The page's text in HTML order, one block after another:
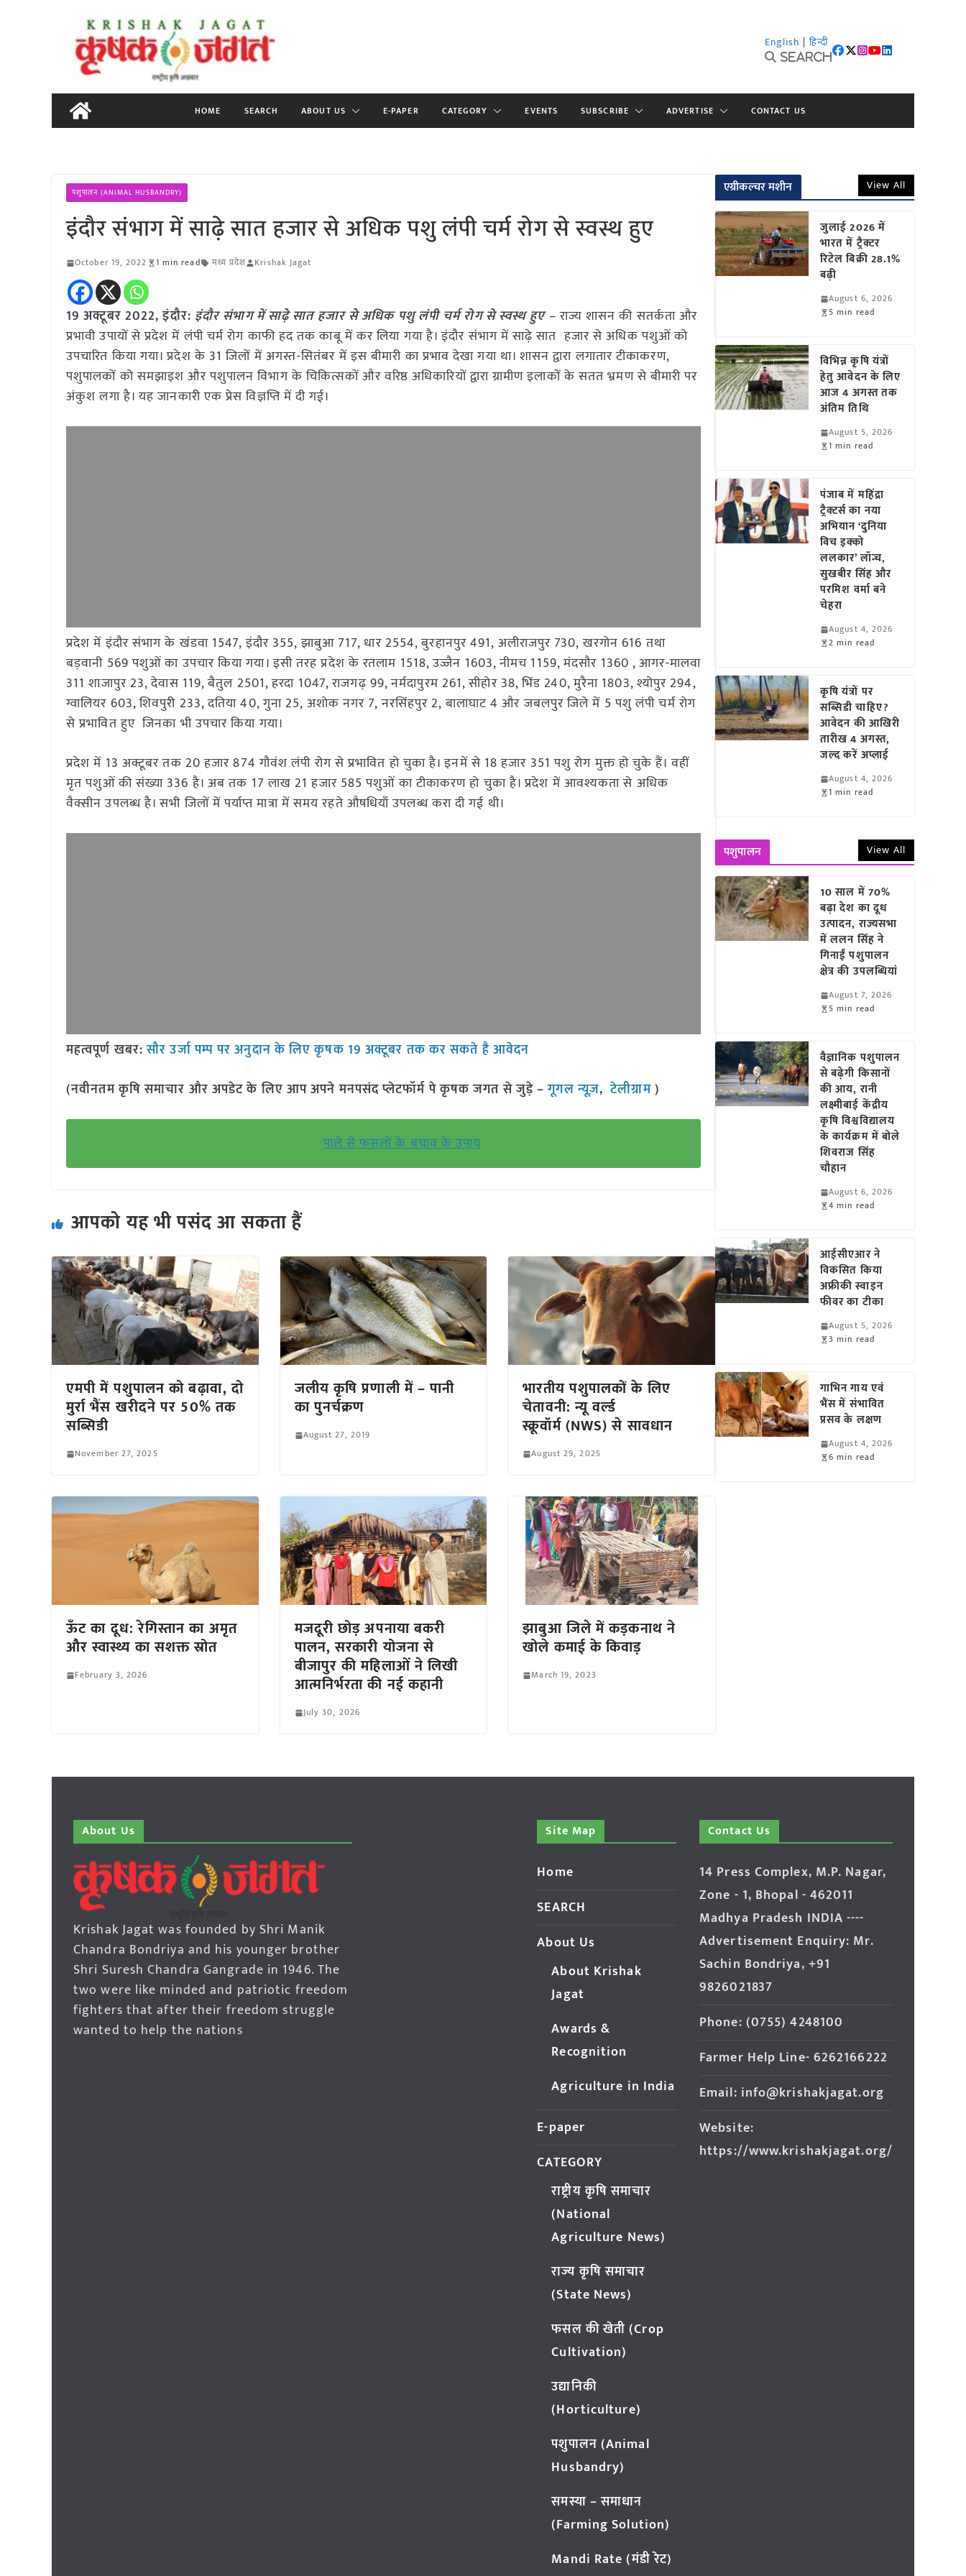
content
English | हिन्दी
Search
HOME SEARCH ABOUT US E-PAPER CATEGORY EVENTS SUBSCRIBE ADVERTISE CONTACT US
पशुपालन (ANIMAL HUSBANDRY)
इंदौर संभाग में साढ़े सात हजार से अधिक पशु लंपी चर्म रोग से स्वस्थ हुए
October 19, 2022 1 min read मध्य प्रदेश Krishak Jagat
19 अक्टूबर 2022, इंदौर: इंदौर संभाग में साढ़े सात हजार से अधिक पशु लंपी चर्म रोग से स्वस्थ हुए– राज्य शासन की सतर्कता और
प्रभावी उपायों से प्रदेश में लंपी चर्म रोग काफी हद तक काबू में कर लिया गया है। इंदौर संभाग में साढ़े सात हजार से अधिक पशुओं को
उपचारित किया गया। प्रदेश के 31 जिलों में अगस्त-सितंबर में इस बीमारी का प्रभाव देखा गया था। शासन द्वारा लगातार टीकाकरण,
पशुपालकों को समझाइश और पशुपालन विभाग के चिकित्सकों और वरिष्ठ अधिकारियों द्वारा ग्रामीण इलाकों के सतत भ्रमण से बीमारी पर
अंकुश लगा है। यह जानकारी एक प्रेस विज्ञप्ति में दी गई।
प्रदेश में इंदौर संभाग के खंडवा 1547, इंदौर 355, झाबुआ 717, धार 2554, बुरहानपुर 491, अलीराजपुर 730, खरगोन 616 तथा
बड़वानी 569 पशुओं का उपचार किया गया। इसी तरह प्रदेश के रतलाम 1518, उज्जैन 1603, नीमच 1159, मंदसौर 1360 , आगर-मालवा
311 शाजापुर 23, देवास 119, बैतुल 2501, हरदा 1047, राजगढ़ 99, नर्मदापुरम 261, सीहोर 38, भिंड 240, मुरैना 1803, श्योपुर 294,
ग्वालियर 603, शिवपुरी 233, दतिया 40, गुना 25, अशोक नगर 7, नरसिंहपुर 2, बालाघाट 4 और जबलपुर जिले में 5 पशु लंपी चर्म रोग
से प्रभावित हुए जिनका भी उपचार किया गया।
प्रदेश में 13 अक्टूबर तक 20 हजार 874 गौवंश लंपी रोग से प्रभावित हो चुका है। इनमें से 18 हजार 351 पशु रोग मुक्त हो चुके हैं। वहीं
मृत पशुओं की संख्या 336 है। अब तक 17 लाख 21 हजार 585 पशुओं का टीकाकरण हो चुका है। प्रदेश में आवश्यकता से अधिक
वैक्सीन उपलब्ध है। सभी जिलों में पर्याप्त मात्रा में समय रहते औषधियाँ उपलब्ध करा दी गई थी।
महत्वपूर्ण खबर:सौर उर्जा पम्प पर अनुदान के लिए कृषक 19 अक्टूबर तक कर सकते है आवेदन
(नवीनतम कृषि समाचार और अपडेट के लिए आप अपने मनपसंद प्लेटफॉर्म पे कृषक जगत से जुड़े –गूगल न्यूज़,टेलीग्राम)
पाले से फसलों के बचाव के उपाय
आपको यह भी पसंद आ सकता हैं
एमपी में पशुपालन को बढ़ावा, दो
मुर्रा भैंस खरीदने पर 50% तक
सब्सिडी
November 27, 2025
जलीय कृषि प्रणाली में – पानी
का पुनर्चक्रण
August 27, 2019
भारतीय पशुपालकों के लिए
चेतावनी: न्यू वर्ल्ड
स्क्रूवॉर्म (NWS) से सावधान
August 29, 2025
ऊँट का दूध: रेगिस्तान का अमृत
और स्वास्थ्य का सशक्त स्रोत
February 3, 2026
मजदूरी छोड़ अपनाया बकरी
पालन, सरकारी योजना से
बीजापुर की महिलाओं ने लिखी
आत्मनिर्भरता की नई कहानी
July 30, 2026
झाबुआ जिले में कड़कनाथ ने
खोले कमाई के किवाड़
March 19, 2023
एग्रीकल्चर मशीन View All
जुलाई 2026 में
भारत में ट्रैक्टर
रिटेल बिक्री 28.1%
बढ़ी
August 6, 2026
5 min read
विभिन्न कृषि यंत्रों
हेतु आवेदन के लिए
आज 4 अगस्त तक
अंतिम तिथि
August 5, 2026
1 min read
पंजाब में महिंद्रा
ट्रैक्टर्स का नया
अभियान ‘दुनिया
विच इक्को
ललकार’ लॉन्च,
सुखबीर सिंह और
परमिश वर्मा बने
चेहरा
August 4, 2026
2 min read
कृषि यंत्रों पर
सब्सिडी चाहिए?
आवेदन की आखिरी
तारीख 4 अगस्त,
जल्द करें अप्लाई
August 4, 2026
1 min read
पशुपालन View All
10 साल में 70%
बढ़ा देश का दूध
उत्पादन, राज्यसभा
में ललन सिंह ने
गिनाईं पशुपालन
क्षेत्र की उपलब्धियां
August 7, 2026
5 min read
वैज्ञानिक पशुपालन
से बढ़ेगी किसानों
की आय, रानी
लक्ष्मीबाई केंद्रीय
कृषि विश्वविद्यालय
के कार्यक्रम में बोले
शिवराज सिंह
चौहान
August 6, 2026
4 min read
आईसीएआर ने
विकसित किया
अफ्रीकी स्वाइन
फीवर का टीका
August 5, 2026
3 min read
गाभिन गाय एवं
भैंस में संभावित
प्रसव के लक्षण
August 4, 2026
6 min read
About Us
Krishak Jagat was founded by Shri Manik
Chandra Bondriya and his younger brother
Shri Suresh Chandra Gangrade in 1946. The
two were like minded and patriotic freedom
fighters that after their freedom struggle
wanted to help the nations
Site Map
Home
SEARCH
About Us
About Krishak
Jagat
Awards &
Recognition
Agriculture in India
E-paper
CATEGORY
राष्ट्रीय कृषि समाचार
(National
Agriculture News)
राज्य कृषि समाचार
(State News)
फसल की खेती (Crop
Cultivation)
उद्यानिकी
(Horticulture)
पशुपालन (Animal
Husbandry)
समस्या – समाधान
(Farming Solution)
Mandi Rate (मंडी रेट)
Contact Us
14 Press Complex, M.P. Nagar,
Zone - 1, Bhopal - 462011
Madhya Pradesh INDIA ----
Advertisement Enquiry: Mr.
Sachin Bondriya, +91
9826021837
Phone: (0755) 4248100
Farmer Help Line- 6262166222
Email: info@krishakjagat.org
Website:
https://www.krishakjagat.org/